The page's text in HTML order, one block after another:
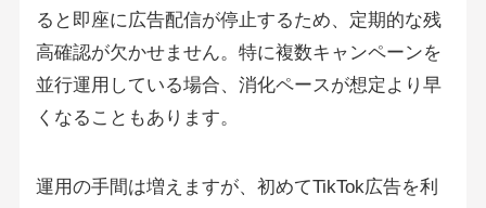
ると即座に広告配信が停止するため、定期的な残
高確認が欠かせません。特に複数キャンペーンを
並行運用している場合、消化ペースが想定より早
くなることもあります。
運用の手間は増えますが、初めてTikTok広告を利